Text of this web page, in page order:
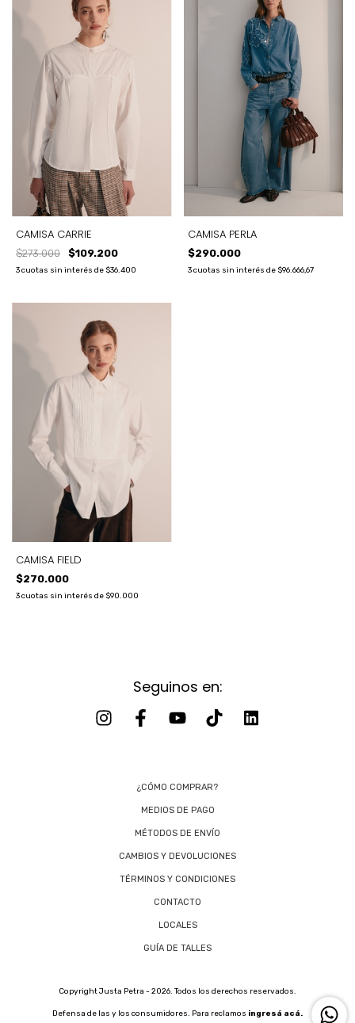
CAMISA CARRIE
$273.000 $109.200
3cuotas sin interés de $36.400
CAMISA PERLA
$290.000
3 cuotas sin interés de $96.666,67
CAMISA FIELD
$270.000
3cuotas sin interés de $90.000
Seguinos en:
¿CÓMO COMPRAR?
MEDIOS DE PAGO
MÉTODOS DE ENVÍO
CAMBIOS Y DEVOLUCIONES
TÉRMINOS Y CONDICIONES
CONTACTO
LOCALES
GUÍA DE TALLES
Copyright Justa Petra - 2026. Todos los derechos reservados.
Defensa de las y los consumidores. Para reclamos ingresá acá.